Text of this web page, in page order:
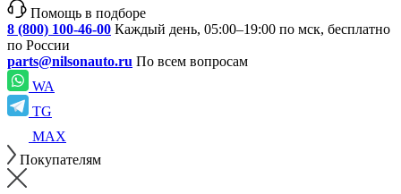
Помощь в подборе
8 (800) 100-46-00 Каждый день, 05:00–19:00 по мск, бесплатно
по России
parts@nilsonauto.ru По всем вопросам
WA
TG
MAX
Покупателям